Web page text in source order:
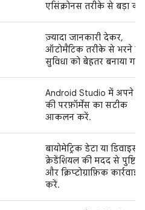
एसिंक्रोनस तरीके से बड़ा
ज़्यादा जानकारी देकर,
ऑटोमैटिक तरीके से भरने की
सुविधा को बेहतर बनाया
Android Studio में अपने
की परफ़ॉर्मेंस का सटीक
आकलन करें.
बायोमेट्रिक डेटा या डिवाइस
क्रेडेंशियल की मदद से पुष्टि
और क्रिप्टोग्राफ़िक
करें.